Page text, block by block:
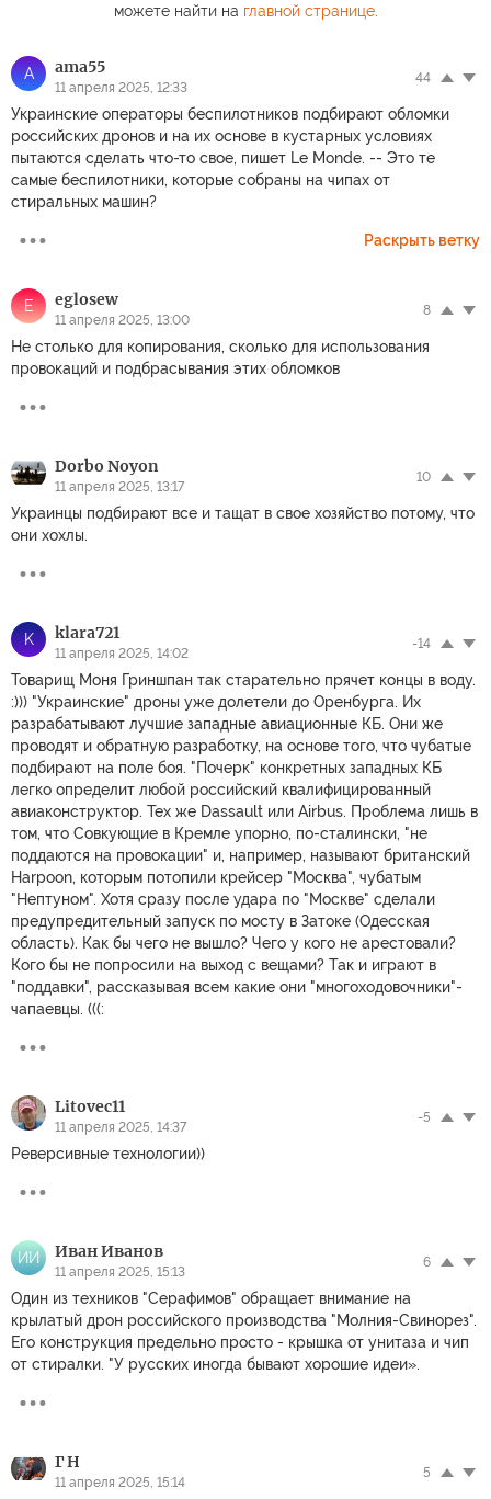
можете найти на главной странице.
A ama55
11 апреля 2025, 12:33
44
Украинские операторы беспилотников подбирают обломки
российских дронов и на их основе в кустарных условиях
пытаются сделать что-то свое, пишет Le Monde. -- Это те
самые беспилотники, которые собраны на чипах от
стиральных машин?
Раскрыть ветку
E eglosew
11 апреля 2025, 13:00
8
Не столько для копирования, сколько для использования
провокаций и подбрасывания этих обломков
Dorbo Noyon
11 апреля 2025, 13:17
10
Украинцы подбирают все и тащат в свое хозяйство потому, что
они хохлы.
K klara721
11 апреля 2025, 14:02
-14
Товарищ Моня Гриншпан так старательно прячет концы в воду.
:))) "Украинские" дроны уже долетели до Оренбурга. Их
разрабатывают лучшие западные авиационные КБ. Они же
проводят и обратную разработку, на основе того, что чубатые
подбирают на поле боя. "Почерк" конкретных западных КБ
легко определит любой российский квалифицированный
авиаконструктор. Тех же Dassault или Airbus. Проблема лишь в
том, что Совкующие в Кремле упорно, по-сталински, "не
поддаются на провокации" и, например, называют британский
Harpoon, которым потопили крейсер "Москва", чубатым
"Нептуном". Хотя сразу после удара по "Москве" сделали
предупредительный запуск по мосту в Затоке (Одесская
область). Как бы чего не вышло? Чего у кого не арестовали?
Кого бы не попросили на выход с вещами? Так и играют в
"поддавки", рассказывая всем какие они "многоходовочники"-
чапаевцы. (((:
Litovec11
11 апреля 2025, 14:37
-5
Реверсивные технологии))
ИИ Иван Иванов
11 апреля 2025, 15:13
6
Один из техников "Серафимов" обращает внимание на
крылатый дрон российского производства "Молния-Свинорез".
Его конструкция предельно просто - крышка от унитаза и чип
от стиралки. "У русских иногда бывают хорошие идеи».
Г Н
11 апреля 2025, 15:14
5